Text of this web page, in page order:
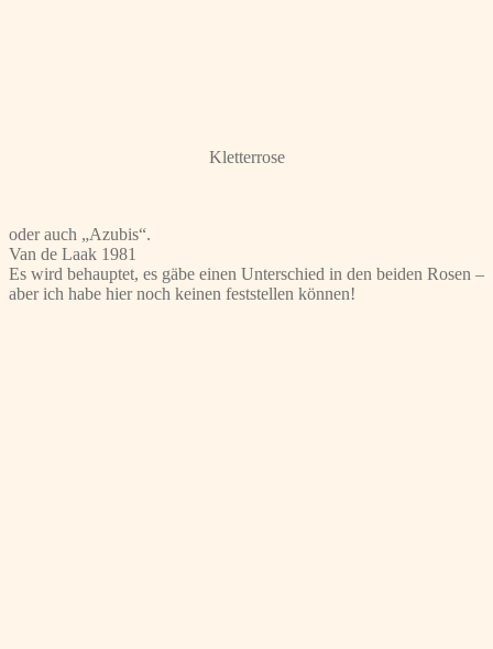
Kletterrose
oder auch „Azubis“.
Van de Laak 1981
Es wird behauptet, es gäbe einen Unterschied in den beiden Rosen –
aber ich habe hier noch keinen feststellen können!